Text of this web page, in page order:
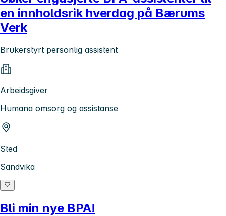
en innholdsrik hverdag på Bærums
Verk
Brukerstyrt personlig assistent
Arbeidsgiver
Humana omsorg og assistanse
Sted
Sandvika
Bli min nye BPA!